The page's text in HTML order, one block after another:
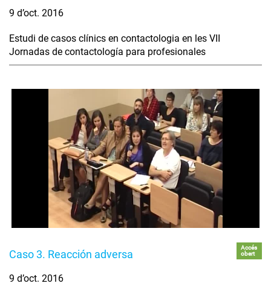
9 d’oct. 2016
Estudi de casos clínics en contactologia en les VII
Jornadas de contactología para profesionales
Caso 3. Reacción adversa
Accés
obert
9 d’oct. 2016